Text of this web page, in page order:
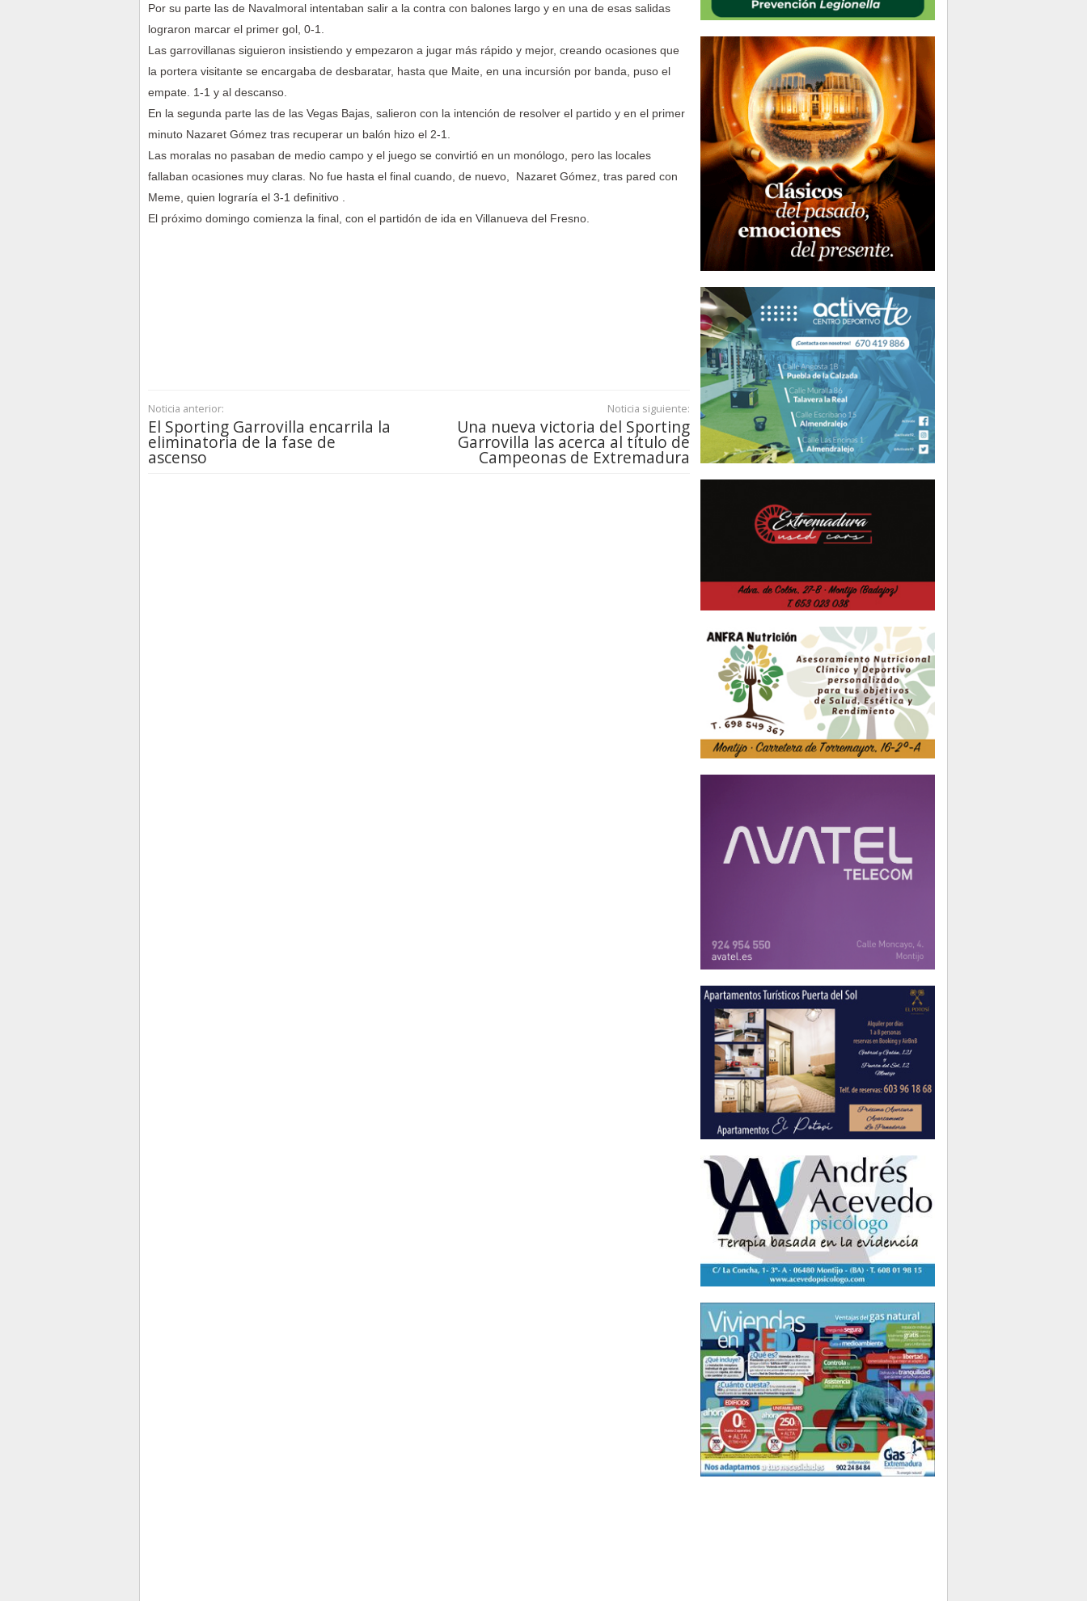
Por su parte las de Navalmoral intentaban salir a la contra con balones largo y en una de esas salidas
lograron marcar el primer gol, 0-1.
Las garrovillanas siguieron insistiendo y empezaron a jugar más rápido y mejor, creando ocasiones que
la portera visitante se encargaba de desbaratar, hasta que Maite, en una incursión por banda, puso el
empate. 1-1 y al descanso.
En la segunda parte las de las Vegas Bajas, salieron con la intención de resolver el partido y en el primer
minuto Nazaret Gómez tras recuperar un balón hizo el 2-1.
Las moralas no pasaban de medio campo y el juego se convirtió en un monólogo, pero las locales
fallaban ocasiones muy claras. No fue hasta el final cuando, de nuevo, Nazaret Gómez, tras pared con
Meme, quien lograría el 3-1 definitivo .
El próximo domingo comienza la final, con el partidón de ida en Villanueva del Fresno.
Noticia anterior:
El Sporting Garrovilla encarrila la
eliminatoria de la fase de
ascenso
Noticia siguiente:
Una nueva victoria del Sporting
Garrovilla las acerca al título de
Campeonas de Extremadura